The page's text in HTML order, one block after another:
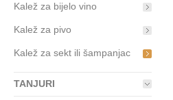
Kalež za bijelo vino
Kalež za pivo
Kalež za sekt ili šampanjac
TANJURI